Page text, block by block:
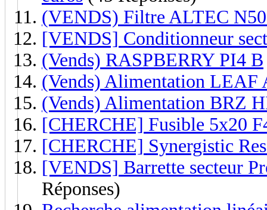
(VENDS) Filtre ALTEC
[VENDS] Conditionneur
(Vends) RASPBERRY PI4 B
(Vends) Alimentation LEAF
(Vends) Alimentation BRZ
[CHERCHE] Fusible 5x20
[CHERCHE] Synergistic
[VENDS] Barrette secteur
Réponses)